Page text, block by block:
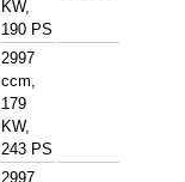
KW,
190 PS
2997
ccm,
179
KW,
243 PS
2997